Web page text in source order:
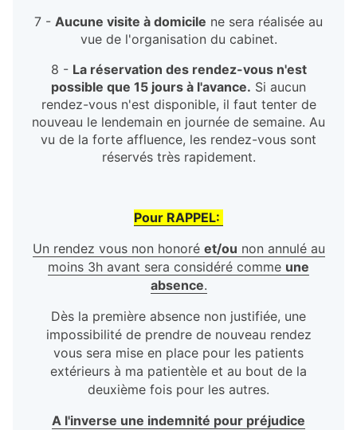
7 - Aucune visite à domicile ne sera réalisée au
vue de l'organisation du cabinet.
8 - La réservation des rendez-vous n'est
possible que 15 jours à l'avance. Si aucun
rendez-vous n'est disponible, il faut tenter de
nouveau le lendemain en journée de semaine. Au
vu de la forte affluence, les rendez-vous sont
réservés très rapidement.
Pour RAPPEL:
Un rendez vous non honoré et/ou non annulé au
moins 3h avant sera considéré comme une
absence.
Dès la première absence non justifiée, une
impossibilité de prendre de nouveau rendez
vous sera mise en place pour les patients
extérieurs à ma patientèle et au bout de la
deuxième fois pour les autres.
A l'inverse une indemnité pour préjudice